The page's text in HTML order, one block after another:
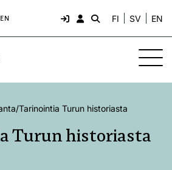
FI SV EN
/Tarinointia Turun historiasta
Turun historiasta